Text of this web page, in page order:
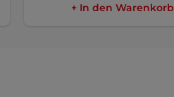
+ In den Warenkorb